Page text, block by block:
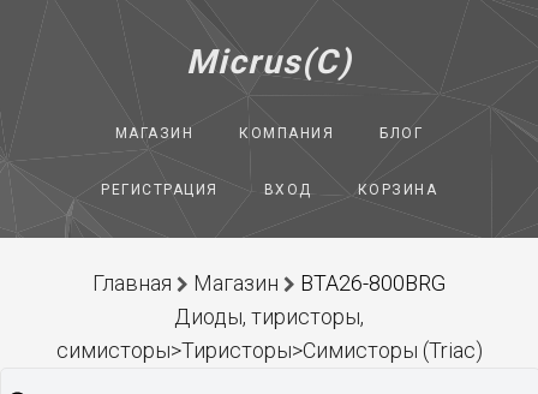
Micrus(C)
МАГАЗИН КОМПАНИЯ БЛОГ
РЕГИСТРАЦИЯ ВХОД КОРЗИНА
Главная Магазин
BTA26-800BRG
Диоды, тиристоры,
симисторы>Тиристоры>Симисторы (Triac)